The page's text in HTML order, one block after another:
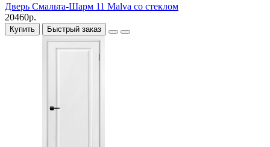
Дверь Смальта-Шарм 11 Malva со стеклом
20460р.
Купить Быстрый заказ